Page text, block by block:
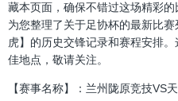
藏本页面，确保不错过这场精彩
为您整理了关于足协杯的最新比
虎】的历史交锋记录和赛程安排
佳地点，敬请关注。
【赛事名称】：兰州陇原竞技VS